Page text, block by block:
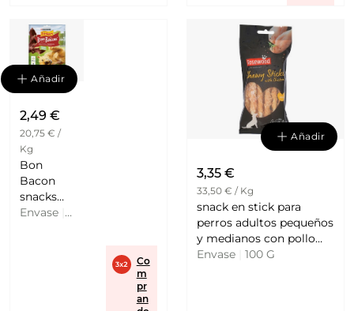
Añadir
2,49 €
20,75 € /
Kg
Bon
Bacon
snacks
para
Envase
Co
m
pr
an
Añadir
3,35 €
33,50 € / Kg
snack en stick para
perros adultos pequeños
y medianos con pollo
Grain Free ROSEWOOD
Envase 100 G